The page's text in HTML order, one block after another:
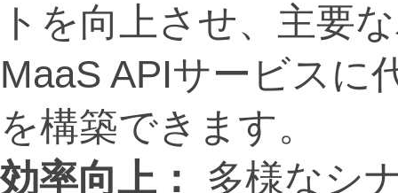
トを向上させ、主要
MaaS APIサービスに
を構築できます。
効率向上：
多様なシ